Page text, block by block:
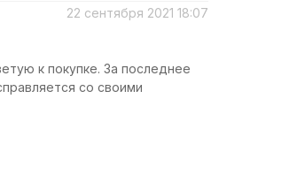
22 сентября 2021 18:07
к покупке. За последнее
со своими